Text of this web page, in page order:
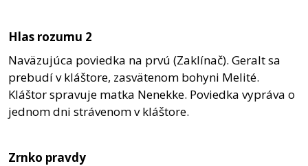
Hlas rozumu 2
Naväzujúca poviedka na prvú (Zaklínač). Geralt sa
prebudí v kláštore, zasvätenom bohyni Melité.
Kláštor spravuje matka Nenekke. Poviedka vypráva o
jednom dni strávenom v kláštore.
Zrnko pravdy